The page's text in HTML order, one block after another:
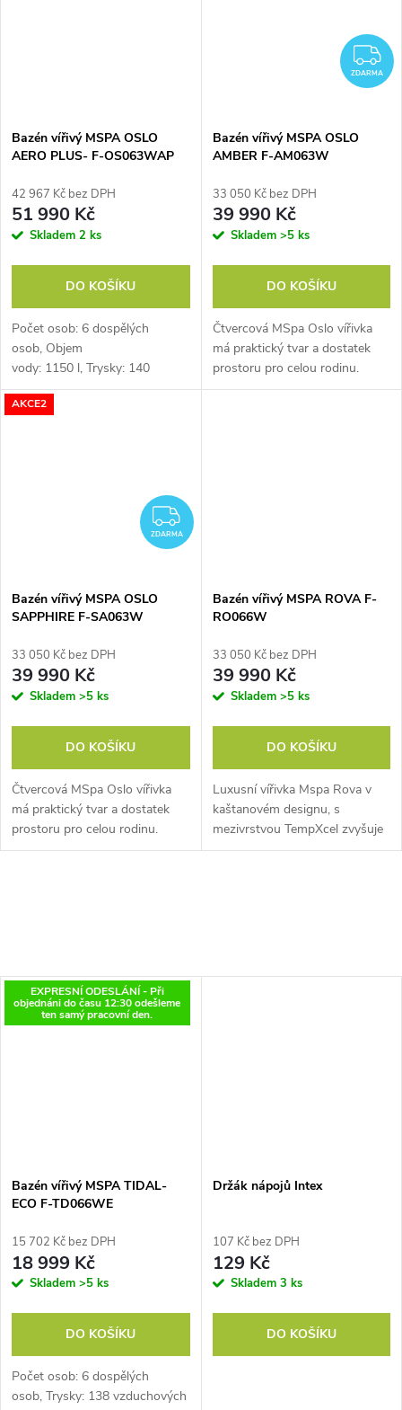
Bazén vířivý MSPA OSLO
AERO PLUS- F-OS063WAP
42 967 Kč bez DPH
51 990 Kč
Skladem 2 ks
DO KOŠÍKU
Počet osob: 6 dospělých
osob, Objem
vody: 1150 l, Trysky: 140
vzduchových + 8
nastavitelných hydromasážních
ZDARMA
Bazén vířivý MSPA OSLO
AMBER F-AM063W
33 050 Kč bez DPH
39 990 Kč
Skladem >5 ks
DO KOŠÍKU
Čtvercová MSpa Oslo vířivka
má praktický tvar a dostatek
prostoru pro celou rodinu.
Bezvadně padne na jakoukoli
AKCE2
ZDARMA
ZDARMA
Bazén vířivý MSPA OSLO
SAPPHIRE F-SA063W
33 050 Kč bez DPH
39 990 Kč
Skladem >5 ks
DO KOŠÍKU
Čtvercová MSpa Oslo vířivka
má praktický tvar a dostatek
prostoru pro celou rodinu.
Bezvadně padne na jakoukoli
Bazén vířivý MSPA ROVA F-
RO066W
33 050 Kč bez DPH
39 990 Kč
Skladem >5 ks
DO KOŠÍKU
Luxusní vířivka Mspa Rova v
kaštanovém designu, s
mezivrstvou TempXcel zvyšuje
účinnost vytápění a snižuje
EXPRESNÍ ODESLÁNÍ - Při
objednáni do času 12:30 odešleme
ten samý pracovní den.
Bazén vířivý MSPA TIDAL-
ECO F-TD066WE
15 702 Kč bez DPH
18 999 Kč
Skladem >5 ks
DO KOŠÍKU
Počet osob: 6 dospělých
osob, Trysky: 138 vzduchových
Držák nápojů Intex
107 Kč bez DPH
129 Kč
Skladem 3 ks
DO KOŠÍKU